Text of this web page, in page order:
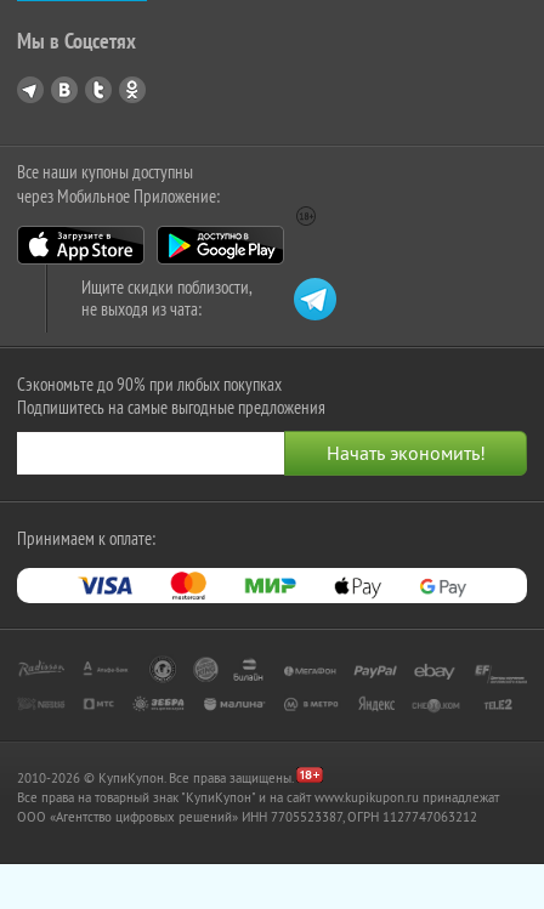
Мы в Соцсетях
Все наши купоны доступны
через Мобильное Приложение:
Ищите скидки поблизости,
не выходя из чата:
Сэкономьте до 90% при любых покупках
Подпишитесь на самые выгодные предложения
Принимаем к оплате:
2010-2026 © КупиКупон. Все права защищены.
Все права на товарный знак "КупиКупон" и на сайт www.kupikupon.ru принадлежат
OOO «Агентство цифровых решений» ИНН 7705523387, ОГРН 1127747063212